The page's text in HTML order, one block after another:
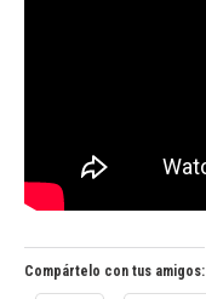
Compártelo con tus amigos: